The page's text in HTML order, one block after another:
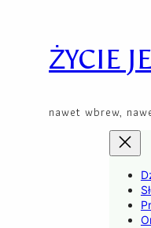
contentŻYCIE
nawet wbrew,